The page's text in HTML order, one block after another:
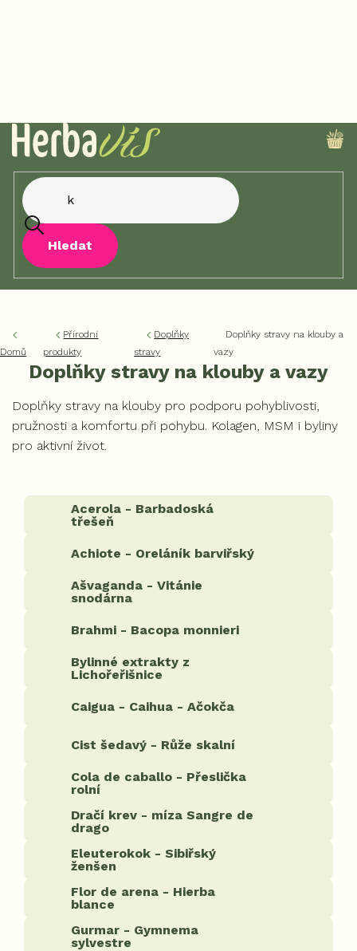
Hledat
Domů
Přírodní
produkty
Doplňky
stravy
Doplňky stravy na klouby a
vazy
Doplňky stravy na klouby a vazy
Doplňky stravy na klouby pro podporu pohyblivosti,
pružnosti a komfortu při pohybu. Kolagen, MSM i byliny
pro aktivní život.
Acerola - Barbadoská
třešeň
Achiote - Oreláník barviřský
Ašvaganda - Vitánie
snodárna
Brahmi - Bacopa monnieri
Bylinné extrakty z
Lichořeřišnice
Caigua - Caihua - Ačokča
Cist šedavý - Růže skalní
Cola de caballo - Přeslička
rolní
Dračí krev - míza Sangre de
drago
Eleuterokok - Sibiřský
ženšen
Flor de arena - Hierba
blance
Gurmar - Gymnema
sylvestre